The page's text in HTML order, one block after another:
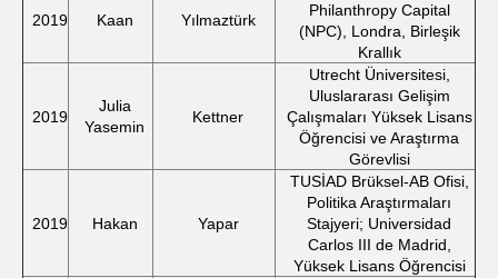
2019 Kaan Yılmaztürk
Philanthropy Capital
(NPC), Londra, Birleşik
Krallık
2019
Julia
Yasemin
Kettner
Utrecht Üniversitesi,
Uluslararası Gelişim
Çalışmaları Yüksek Lisans
Öğrencisi ve Araştırma
Görevlisi
2019 Hakan Yapar
TUSİAD Brüksel-AB Ofisi,
Politika Araştırmaları
Stajyeri; Universidad
Carlos III de Madrid,
Yüksek Lisans Öğrencisi